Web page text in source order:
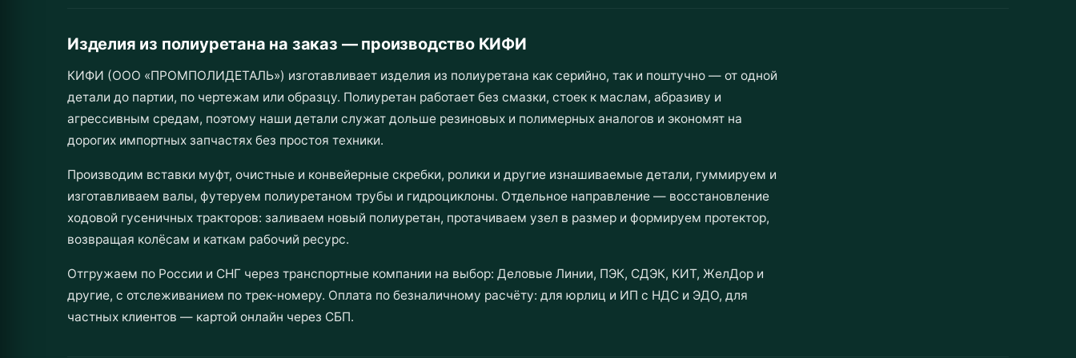
Изделия из полиуретана на заказ — производство КИФИ
КИФИ (ООО «ПРОМПОЛИДЕТАЛЬ») изготавливает изделия из полиуретана как серийно, так и поштучно — от одной
детали до партии, по чертежам или образцу. Полиуретан работает без смазки, стоек к маслам, абразиву и
агрессивным средам, поэтому наши детали служат дольше резиновых и полимерных аналогов и экономят на
дорогих импортных запчастях без простоя техники.
Производим вставки муфт, очистные и конвейерные скребки, ролики и другие изнашиваемые детали, гуммируем и
изготавливаем валы, футеруем полиуретаном трубы и гидроциклоны. Отдельное направление — восстановление
ходовой гусеничных тракторов: заливаем новый полиуретан, протачиваем узел в размер и формируем протектор,
возвращая колёсам и каткам рабочий ресурс.
Отгружаем по России и СНГ через транспортные компании на выбор: Деловые Линии, ПЭК, СДЭК, КИТ, ЖелДор и
другие, с отслеживанием по трек-номеру. Оплата по безналичному расчёту: для юрлиц и ИП с НДС и ЭДО, для
частных клиентов — картой онлайн через СБП.